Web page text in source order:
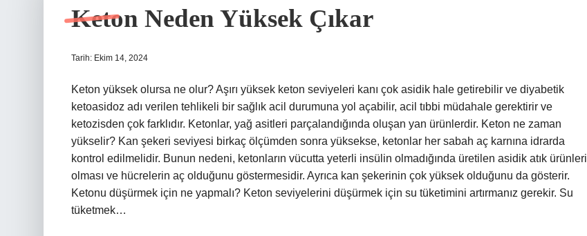
Keton Neden Yüksek Çıkar
Tarih: Ekim 14, 2024
Keton yüksek olursa ne olur? Aşırı yüksek keton seviyeleri kanı çok asidik hale getirebilir ve diyabetik
ketoasidoz adı verilen tehlikeli bir sağlık acil durumuna yol açabilir, acil tıbbi müdahale gerektirir ve
ketozisden çok farklıdır. Ketonlar, yağ asitleri parçalandığında oluşan yan ürünlerdir. Keton ne zaman
yükselir? Kan şekeri seviyesi birkaç ölçümden sonra yüksekse, ketonlar her sabah aç karnına idrarda
kontrol edilmelidir. Bunun nedeni, ketonların vücutta yeterli insülin olmadığında üretilen asidik atık ürünleri
olması ve hücrelerin aç olduğunu göstermesidir. Ayrıca kan şekerinin çok yüksek olduğunu da gösterir.
Ketonu düşürmek için ne yapmalı? Keton seviyelerini düşürmek için su tüketimini artırmanız gerekir. Su
tüketmek…